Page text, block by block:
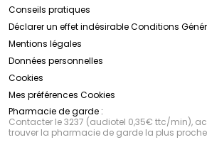
Conseils pratiques
Déclarer un effet indésirableConditions
Mentions légales
Données personnelles
Cookies
Mes préférences Cookies
Pharmacie de garde :
Contacter le 3237 (audiotel 0,35€ ttc/min),
trouver la pharmacie de garde la plus